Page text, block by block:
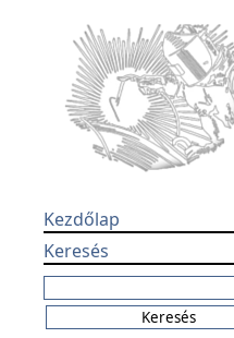
Kezdőlap
Keresés